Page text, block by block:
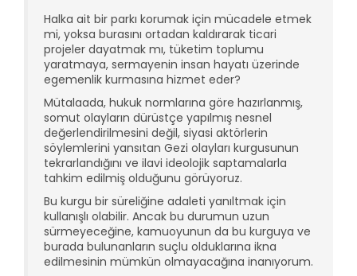
Halka ait bir parkı korumak için mücadele etmek
mi, yoksa burasını ortadan kaldırarak ticari
projeler dayatmak mı, tüketim toplumu
yaratmaya, sermayenin insan hayatı üzerinde
egemenlik kurmasına hizmet eder?
Mütalaada, hukuk normlarına göre hazırlanmış,
somut olayların dürüstçe yapılmış nesnel
değerlendirilmesini değil, siyasi aktörlerin
söylemlerini yansıtan Gezi olayları kurgusunun
tekrarlandığını ve ilavi ideolojik saptamalarla
tahkim edilmiş olduğunu görüyoruz.
Bu kurgu bir süreliğine adaleti yanıltmak için
kullanışlı olabilir. Ancak bu durumun uzun
sürmeyeceğine, kamuoyunun da bu kurguya ve
burada bulunanların suçlu olduklarına ikna
edilmesinin mümkün olmayacağına inanıyorum.